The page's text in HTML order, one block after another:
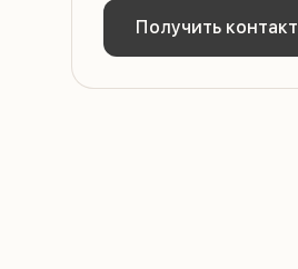
Получить контакт